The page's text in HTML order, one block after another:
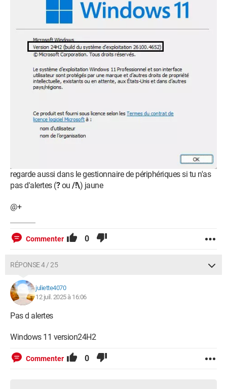
regarde aussi dans le gestionnaire de périphériques si tu n'as
pas d'alertes (?ou /!\) jaune
@+
Commenter 0
RÉPONSE 4 / 25
juliette4070
12 juil. 2025 à 16:06
Pas d alertes
Windows 11 version24H2
Commenter 0